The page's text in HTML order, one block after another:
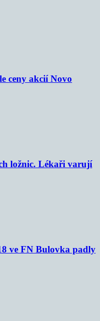
ceny akcií Novo
ložnic. Lékaři varují
ve FN Bulovka padly